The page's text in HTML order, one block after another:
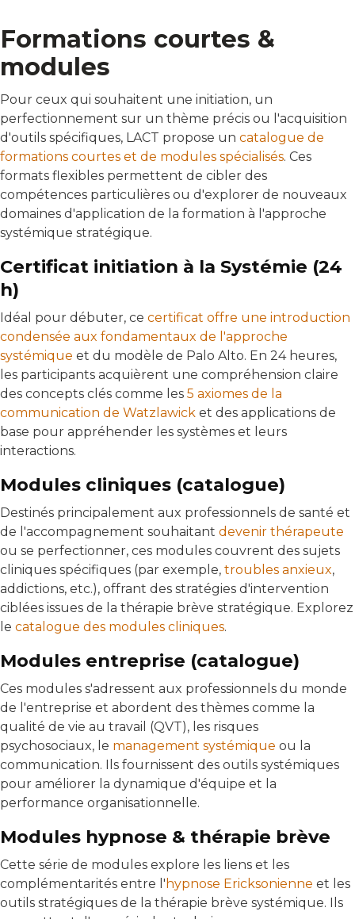
Formations courtes &
modules
Pour ceux qui souhaitent une initiation, un
perfectionnement sur un thème précis ou l'acquisition
d'outils spécifiques, LACT propose un catalogue de
formations courtes et de modules spécialisés. Ces
formats flexibles permettent de cibler des
compétences particulières ou d'explorer de nouveaux
domaines d'application de la formation à l'approche
systémique stratégique.
Certificat initiation à la Systémie (24
h)
Idéal pour débuter, ce certificat offre une introduction
condensée aux fondamentaux de l'approche
systémique et du modèle de Palo Alto. En 24 heures,
les participants acquièrent une compréhension claire
des concepts clés comme les 5 axiomes de la
communication de Watzlawick et des applications de
base pour appréhender les systèmes et leurs
interactions.
Modules cliniques (catalogue)
Destinés principalement aux professionnels de santé et
de l'accompagnement souhaitant devenir thérapeute
ou se perfectionner, ces modules couvrent des sujets
cliniques spécifiques (par exemple, troubles anxieux,
addictions, etc.), offrant des stratégies d'intervention
ciblées issues de la thérapie brève stratégique. Explorez
le catalogue des modules cliniques.
Modules entreprise (catalogue)
Ces modules s'adressent aux professionnels du monde
de l'entreprise et abordent des thèmes comme la
qualité de vie au travail (QVT), les risques
psychosociaux, le management systémique ou la
communication. Ils fournissent des outils systémiques
pour améliorer la dynamique d'équipe et la
performance organisationnelle.
Modules hypnose & thérapie brève
Cette série de modules explore les liens et les
complémentarités entre l' hypnose Ericksonienne et les
outils stratégiques de la thérapie brève systémique. Ils